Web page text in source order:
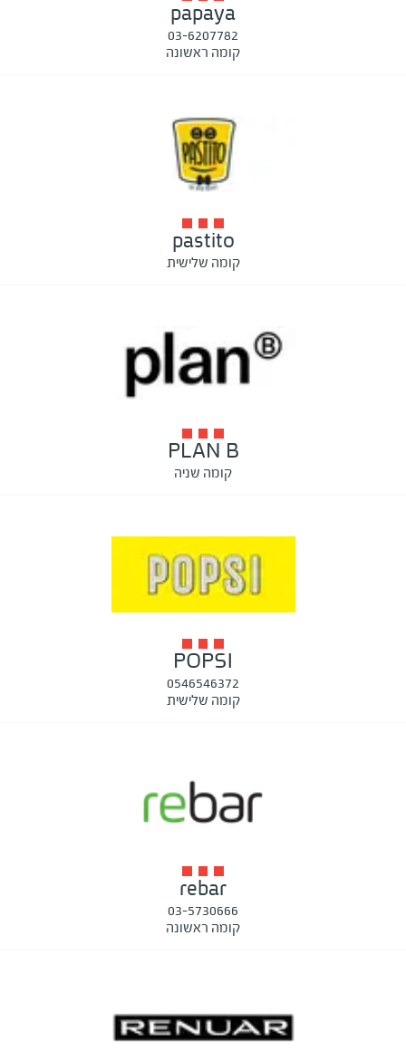
papaya
03-6207782
קומה ראשונה
pastito
קומה שלישית
PLAN B
קומה שניה
POPSI
0546546372
קומה שלישית
rebar
03-5730666
קומה ראשונה